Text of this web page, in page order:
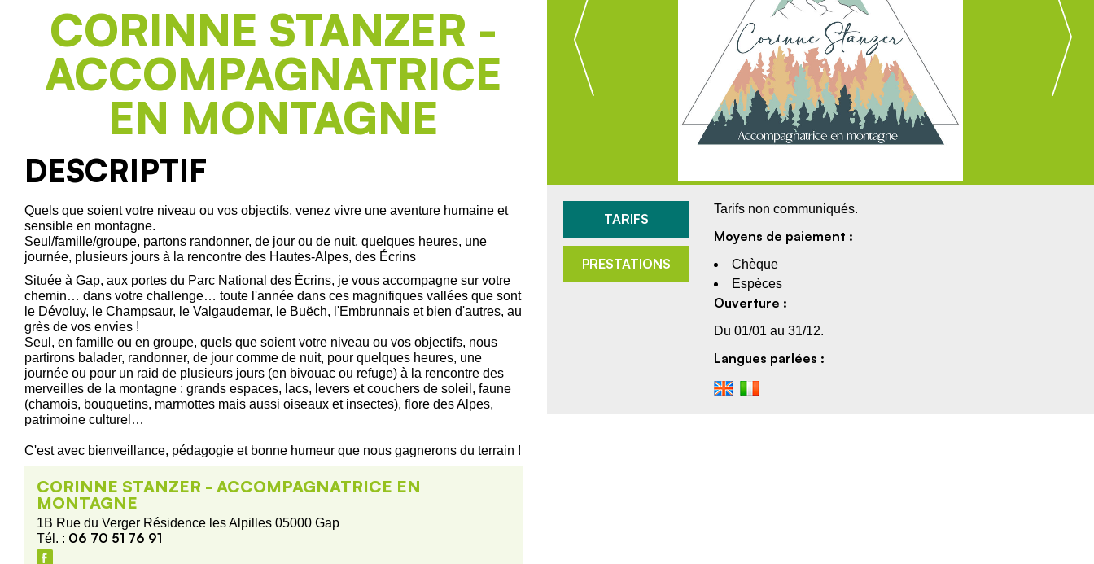
CORINNE STANZER -
ACCOMPAGNATRICE
EN MONTAGNE
DESCRIPTIF
Quels que soient votre niveau ou vos objectifs, venez vivre une aventure humaine et
sensible en montagne.
Seul/famille/groupe, partons randonner, de jour ou de nuit, quelques heures, une
journée, plusieurs jours à la rencontre des Hautes-Alpes, des Écrins
Située à Gap, aux portes du Parc National des Écrins, je vous accompagne sur votre
chemin… dans votre challenge… toute l'année dans ces magnifiques vallées que sont
le Dévoluy, le Champsaur, le Valgaudemar, le Buëch, l'Embrunnais et bien d'autres, au
grès de vos envies !
Seul, en famille ou en groupe, quels que soient votre niveau ou vos objectifs, nous
partirons balader, randonner, de jour comme de nuit, pour quelques heures, une
journée ou pour un raid de plusieurs jours (en bivouac ou refuge) à la rencontre des
merveilles de la montagne : grands espaces, lacs, levers et couchers de soleil, faune
(chamois, bouquetins, marmottes mais aussi oiseaux et insectes), flore des Alpes,
patrimoine culturel…
C'est avec bienveillance, pédagogie et bonne humeur que nous gagnerons du terrain !
CORINNE STANZER - ACCOMPAGNATRICE EN
MONTAGNE
1B Rue du Verger Résidence les Alpilles 05000 Gap
Tél. : 06 70 51 76 91
TARIFS
PRESTATIONS
Tarifs non communiqués.
Moyens de paiement :
Chèque
Espèces
Ouverture :
Du 01/01 au 31/12.
Langues parlées :